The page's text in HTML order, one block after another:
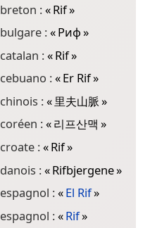
breton :«Rif»
bulgare :«Риф»
catalan :«Rif»
cebuano :«Er Rif»
chinois :«里夫山脈»
coréen :«리프산맥 »
croate :«Rif»
danois :«Rifbjergene»
espagnol :«El Rif»
espagnol :«Rif»